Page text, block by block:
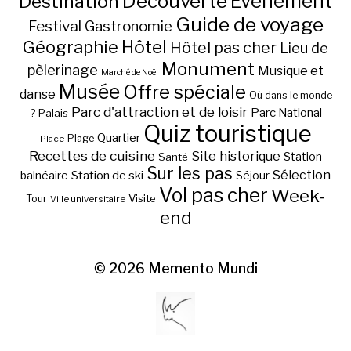
Festival Gastronomie Guide de voyage
Géographie Hôtel Hôtel pas cher Lieu de
pèlerinage Marché de Noël Monument Musique et
danse Musée Offre spéciale Où dans le monde
? Palais Parc d'attraction et de loisir Parc National
Place Plage Quartier Quiz touristique
Recettes de cuisine Santé Site historique Station
balnéaire Station de ski Sur les pas Séjour Sélection
Tour Ville universitaire Visite Vol pas cher Week-
end
© 2026 Memento Mundi